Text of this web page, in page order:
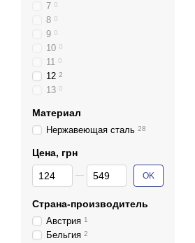
7 0
8 0
9 0
10 0
11 0
12 2
13 0
Материал
Нержавеющая сталь 28
Цена, грн
От Цена, грн
До Цена, грн OK
Страна-производитель
Австрия 1
Бельгия 2